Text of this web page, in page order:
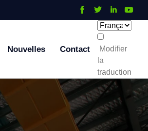
Nouvelles Contact
Modifier
la
traduction